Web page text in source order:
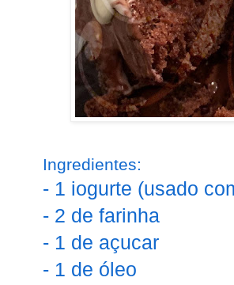
Ingredientes:
- 1 iogurte (usado
- 2 de farinha
- 1 de açucar
- 1 de óleo